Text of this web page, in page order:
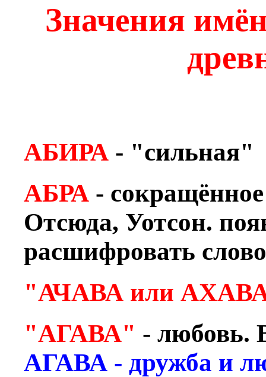
Значения
АБИРА - "сильная"
АБРА -
Отсюда, Уотсон.
расшифровать
"АЧАВА или
"АГАВА" - любовь.
АГАВА - дружба и